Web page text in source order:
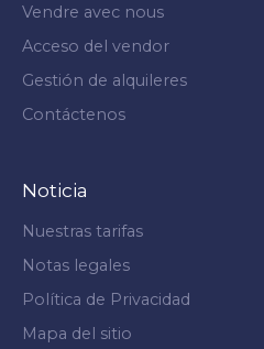
Vendre avec nous
Acceso del vendor
Gestión de alquileres
Contáctenos
Noticia
Nuestras tarifas
Notas legales
Política de Privacidad
Mapa del sitio